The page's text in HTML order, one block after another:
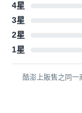
4星
3星
2星
1星
酷澎上販售之同一